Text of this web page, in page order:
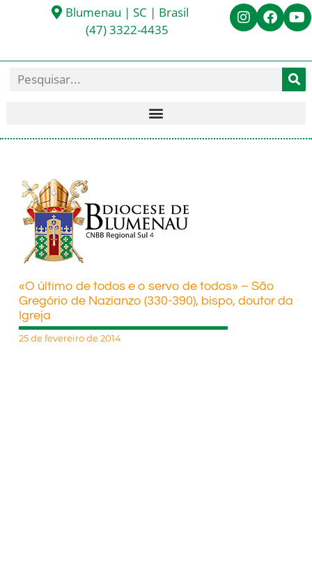
Blumenau | SC | Brasil
(47) 3322-4435
«O último de todos e o servo de todos» – São
Gregório de Nazianzo (330-390), bispo, doutor da
Igreja
25 de fevereiro de 2014